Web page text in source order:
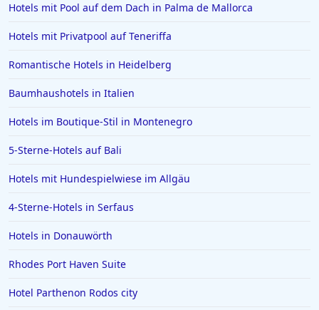
Hotels mit Pool auf dem Dach in Palma de Mallorca
Hotels mit Privatpool auf Teneriffa
Romantische Hotels in Heidelberg
Baumhaushotels in Italien
Hotels im Boutique-Stil in Montenegro
5-Sterne-Hotels auf Bali
Hotels mit Hundespielwiese im Allgäu
4-Sterne-Hotels in Serfaus
Hotels in Donauwörth
Rhodes Port Haven Suite
Hotel Parthenon Rodos city